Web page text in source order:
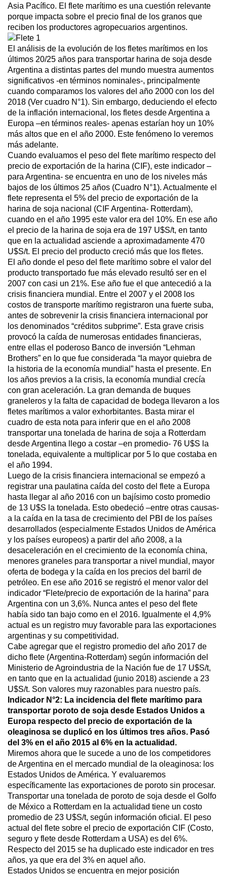
Asia Pacífico. El flete marítimo es una cuestión relevante
porque impacta sobre el precio final de los granos que
reciben los productores agropecuarios argentinos.
El análisis de la evolución de los fletes marítimos en los
últimos 20/25 años para transportar harina de soja desde
Argentina a distintas partes del mundo muestra aumentos
significativos -en términos nominales-, principalmente
cuando comparamos los valores del año 2000 con los del
2018 (Ver cuadro N°1). Sin embargo, deduciendo el efecto
de la inflación internacional, los fletes desde Argentina a
Europa –en términos reales- apenas estarían hoy un 10%
más altos que en el año 2000. Este fenómeno lo veremos
más adelante.
Cuando evaluamos el peso del flete marítimo respecto del
precio de exportación de la harina (CIF), este indicador –
para Argentina- se encuentra en uno de los niveles más
bajos de los últimos 25 años (Cuadro N°1). Actualmente el
flete representa el 5% del precio de exportación de la
harina de soja nacional (CIF Argentina- Rotterdam),
cuando en el año 1995 este valor era del 10%. En ese año
el precio de la harina de soja era de 197 U$S/t, en tanto
que en la actualidad asciende a aproximadamente 470
U$S/t. El precio del producto creció más que los fletes.
El año donde el peso del flete marítimo sobre el valor del
producto transportado fue más elevado resultó ser en el
2007 con casi un 21%. Ese año fue el que antecedió a la
crisis financiera mundial. Entre el 2007 y el 2008 los
costos de transporte marítimo registraron una fuerte suba,
antes de sobrevenir la crisis financiera internacional por
los denominados “créditos subprime”. Esta grave crisis
provocó la caída de numerosas entidades financieras,
entre ellas el poderoso Banco de inversión “Lehman
Brothers” en lo que fue considerada “la mayor quiebra de
la historia de la economía mundial” hasta el presente. En
los años previos a la crisis, la economía mundial crecía
con gran aceleración. La gran demanda de buques
graneleros y la falta de capacidad de bodega llevaron a los
fletes marítimos a valor exhorbitantes. Basta mirar el
cuadro de esta nota para inferir que en el año 2008
transportar una tonelada de harina de soja a Rotterdam
desde Argentina llego a costar –en promedio- 76 U$S la
tonelada, equivalente a multiplicar por 5 lo que costaba en
el año 1994.
Luego de la crisis financiera internacional se empezó a
registrar una paulatina caída del costo del flete a Europa
hasta llegar al año 2016 con un bajísimo costo promedio
de 13 U$S la tonelada. Esto obedeció –entre otras causas-
a la caída en la tasa de crecimiento del PBI de los países
desarrollados (especialmente Estados Unidos de América
y los países europeos) a partir del año 2008, a la
desaceleración en el crecimiento de la economía china,
menores graneles para transportar a nivel mundial, mayor
oferta de bodega y la caída en los precios del barril de
petróleo. En ese año 2016 se registró el menor valor del
indicador “Flete/precio de exportación de la harina” para
Argentina con un 3,6%. Nunca antes el peso del flete
había sido tan bajo como en el 2016. Igualmente el 4,9%
actual es un registro muy favorable para las exportaciones
argentinas y su competitividad.
Cabe agregar que el registro promedio del año 2017 de
dicho flete (Argentina-Rotterdam) según información del
Ministerio de Agroindustria de la Nación fue de 17 U$S/t,
en tanto que en la actualidad (junio 2018) asciende a 23
U$S/t. Son valores muy razonables para nuestro país.
Indicador N°2: La incidencia del flete marítimo para
transportar poroto de soja desde Estados Unidos a
Europa respecto del precio de exportación de la
oleaginosa se duplicó en los últimos tres años. Pasó
del 3% en el año 2015 al 6% en la actualidad.
Miremos ahora que le sucede a uno de los competidores
de Argentina en el mercado mundial de la oleaginosa: los
Estados Unidos de América. Y evaluaremos
específicamente las exportaciones de poroto sin procesar.
Transportar una tonelada de poroto de soja desde el Golfo
de México a Rotterdam en la actualidad tiene un costo
promedio de 23 U$S/t, según información oficial. El peso
actual del flete sobre el precio de exportación CIF (Costo,
seguro y flete desde Rotterdam a USA) es del 6%.
Respecto del 2015 se ha duplicado este indicador en tres
años, ya que era del 3% en aquel año.
Estados Unidos se encuentra en mejor posición